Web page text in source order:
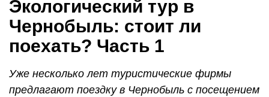
Экологический тур в
Чернобыль: стоит ли
поехать? Часть 1
Уже несколько лет туристические фирмы
предлагают поездку в Чернобыль с посещением